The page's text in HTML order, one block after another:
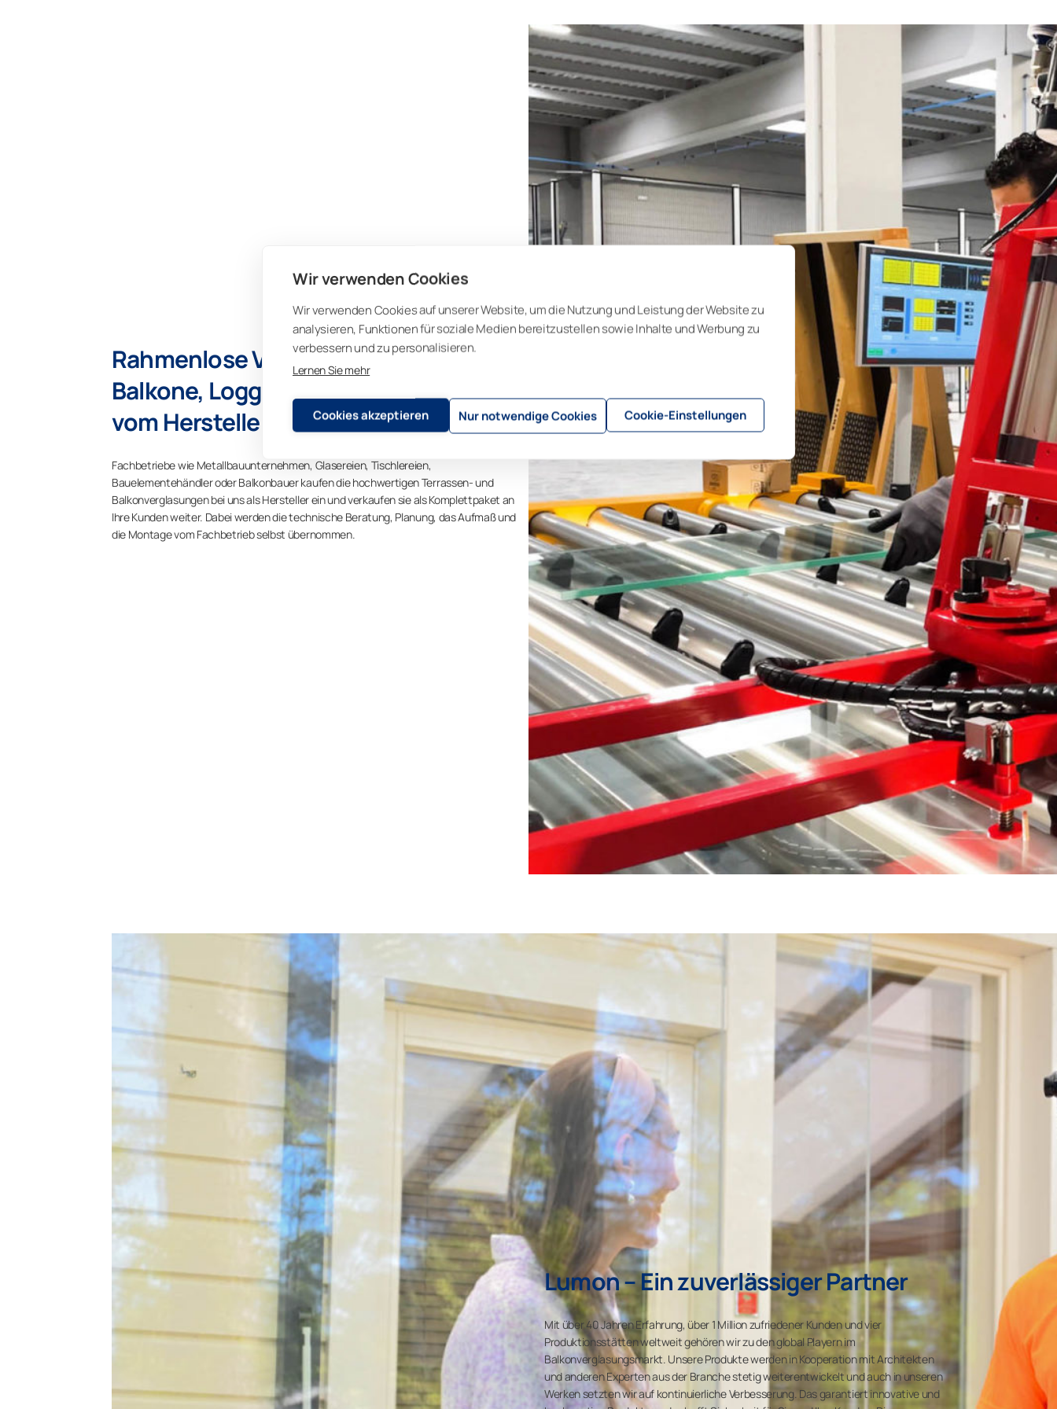
Wir verwenden Cookies
Wir verwenden Cookies auf unserer Website, um die Nutzung und Leistung der Website zu
analysieren, Funktionen für soziale Medien bereitzustellen sowie Inhalte und Werbung zu
verbessern und zu personalisieren.
Lernen Sie mehr
Cookies akzeptieren Nur notwendige Cookies Cookie-Einstellungen
Rahmenlose Verglasungen für
Balkone, Loggien und Terrassen direkt
vom Hersteller
Fachbetriebe wie Metallbauunternehmen, Glasereien, Tischlereien,
Bauelementehändler oder Balkonbauer kaufen die hochwertigen Terrassen- und
Balkonverglasungen bei uns als Hersteller ein und verkaufen sie als Komplettpaket an
Ihre Kunden weiter. Dabei werden die technische Beratung, Planung, das Aufmaß und
die Montage vom Fachbetrieb selbst übernommen.
Lumon – Ein zuverlässiger Partner
Mit über 40 Jahren Erfahrung, über 1 Million zufriedener Kunden und vier
Produktionsstätten weltweit gehören wir zu den global Playern im
Balkonverglasungsmarkt. Unsere Produkte werden in Kooperation mit Architekten
und anderen Experten aus der Branche stetig weiterentwickelt und auch in unseren
Werken setzten wir auf kontinuierliche Verbesserung. Das garantiert innovative und